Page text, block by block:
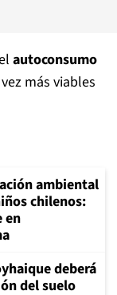
autoconsumo
más viables
ambiental
chilenos:
en
deberá
del suelo